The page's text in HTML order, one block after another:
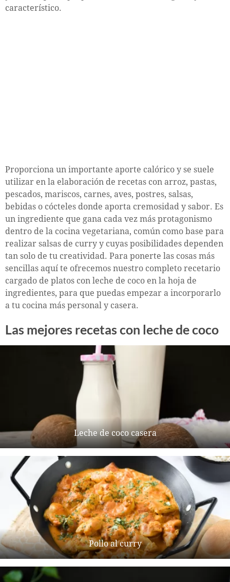
característico.
Proporciona un importante aporte calórico y se suele
utilizar en la elaboración de recetas con arroz, pastas,
pescados, mariscos, carnes, aves, postres, salsas,
bebidas o cócteles donde aporta cremosidad y sabor. Es
un ingrediente que gana cada vez más protagonismo
dentro de la cocina vegetariana, común como base para
realizar salsas de curry y cuyas posibilidades dependen
tan solo de tu creatividad. Para ponerte las cosas más
sencillas aquí te ofrecemos nuestro completo recetario
cargado de platos con leche de coco en la hoja de
ingredientes, para que puedas empezar a incorporarlo
a tu cocina más personal y casera.
Las mejores recetas con leche de coco
Leche de coco casera
Pollo al curry